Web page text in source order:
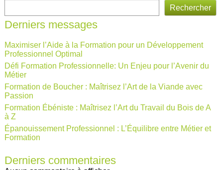
Rechercher
Derniers messages
Maximiser l’Aide à la Formation pour un Développement
Professionnel Optimal
Défi Formation Professionnelle: Un Enjeu pour l’Avenir du
Métier
Formation de Boucher : Maîtrisez l’Art de la Viande avec
Passion
Formation Ébéniste : Maîtrisez l’Art du Travail du Bois de A
à Z
Épanouissement Professionnel : L’Équilibre entre Métier et
Formation
Derniers commentaires